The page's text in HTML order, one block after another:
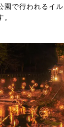
園で行われるイ